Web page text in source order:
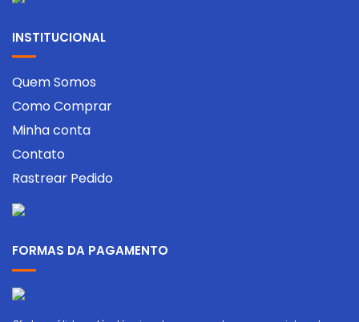
INSTITUCIONAL
Quem Somos
Como Comprar
Minha conta
Contato
Rastrear Pedido
FORMAS DA PAGAMENTO